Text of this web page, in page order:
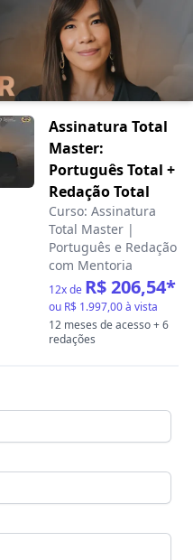
Assinatura Total
Master:
Português Total +
Redação Total
Curso: Assinatura
Total Master |
Português e Redação
com Mentoria
12x de R$ 206,54*
ou R$ 1.997,00à vista
12 meses de acesso+ 6
redações